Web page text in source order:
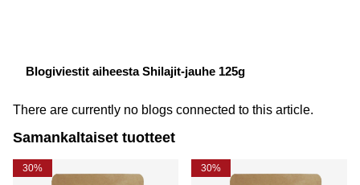
Blogiviestit aiheesta Shilajit-jauhe 125g
There are currently no blogs connected to this article.
Samankaltaiset tuotteet
30% 30%